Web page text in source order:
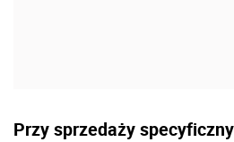
Przy sprzedaży